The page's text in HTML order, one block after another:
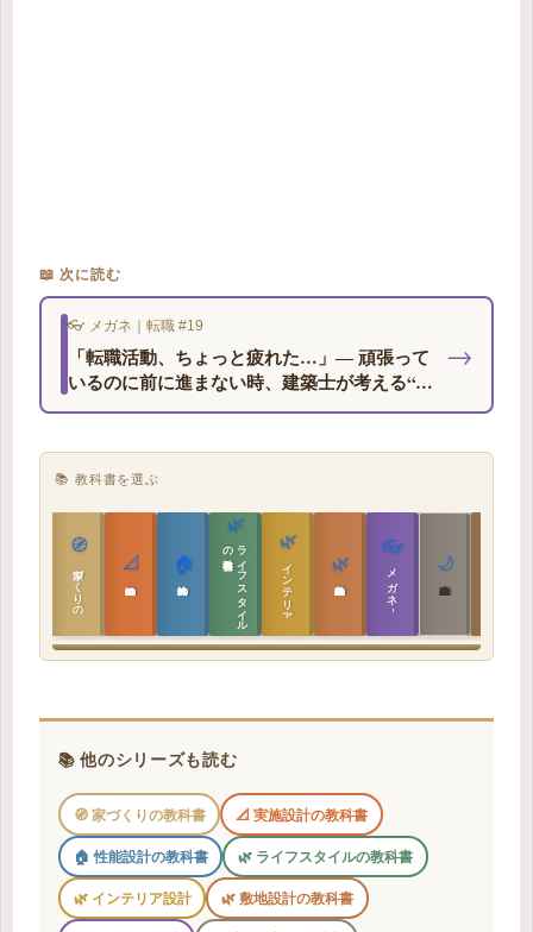
📖 次に読む
👓 メガネ｜転職 #19
「転職活動、ちょっと疲れた…」― 頑張って
いるのに前に進まない時、建築士が考える“立
て直し方”
→
📚 教科書を選ぶ
🧭
家づくりの教科書 📐
実施設計の教科書
🏠
性能設計の教科書
🌿
ラ
イ
フ
ス
タ
イ
ル
の
教科書 🌿
インテリア設計 🌿
敷地設計の教科書
👓
メガネ｜転職 🌙
建築思想の教科書
📚 他のシリーズも読む
🧭 家づくりの教科書 📐 実施設計の教科書
🏠 性能設計の教科書 🌿 ライフスタイルの教科書
🌿 インテリア設計 🌿 敷地設計の教科書